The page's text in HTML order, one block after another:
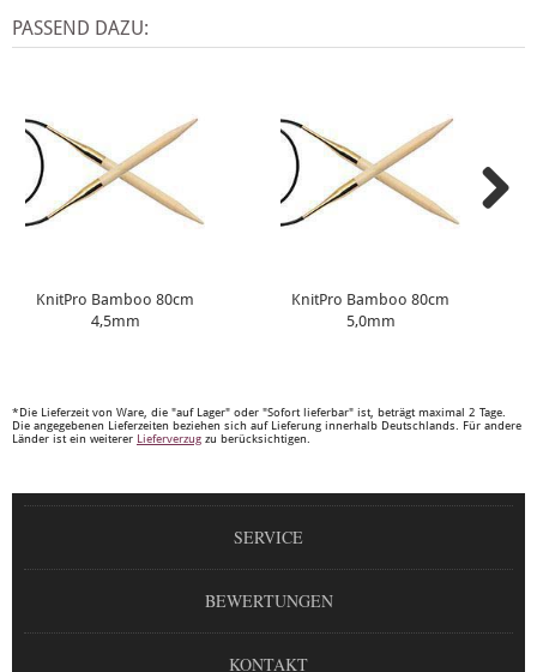
PASSEND DAZU:
KnitPro Bamboo 80cm
4,5mm
KnitPro Bamboo 80cm
5,0mm
*Die Lieferzeit von Ware, die "auf Lager" oder "Sofort lieferbar" ist, beträgt maximal 2 Tage.
Die angegebenen Lieferzeiten beziehen sich auf Lieferung innerhalb Deutschlands. Für andere
Länder ist ein weiterer Lieferverzug zu berücksichtigen.
SERVICE
BEWERTUNGEN
KONTAKT